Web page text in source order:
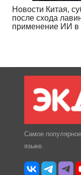
Новости Китая,
после схода
применение ИИ в
Самое
языке.